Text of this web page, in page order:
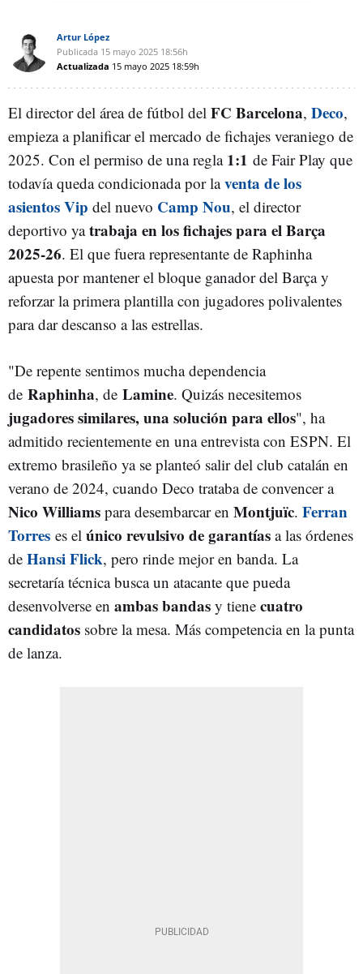
Artur López
Publicada 15 mayo 2025 18:56h
Actualizada 15 mayo 2025 18:59h
El director del área de fútbol del FC Barcelona, Deco,
empieza a planificar el mercado de fichajes veraniego de
2025. Con el permiso de una regla 1:1 de Fair Play que
todavía queda condicionada por laventa de los
asientos Vip del nuevo Camp Nou, el director
deportivo yatrabaja en los fichajes para el Barça
2025-26. El que fuera representante de Raphinha
apuesta por mantener el bloque ganador del Barça y
reforzar la primera plantilla con jugadores polivalentes
para dar descanso a las estrellas.
"De repente sentimos mucha dependencia
de Raphinha, de Lamine. Quizás necesitemos
jugadores similares, una solución para ellos", ha
admitido recientemente en una entrevista con ESPN. El
extremo brasileño ya se planteó salir del club catalán en
verano de 2024, cuando Deco trataba de convencer a
Nico Williams para desembarcar en Montjuïc. Ferran
Torres es el único revulsivo de garantías a las órdenes
de Hansi Flick, pero rinde mejor en banda. La
secretaría técnica busca un atacante que pueda
desenvolverse en ambas bandas y tiene cuatro
candidatos sobre la mesa. Más competencia en la punta
de lanza.